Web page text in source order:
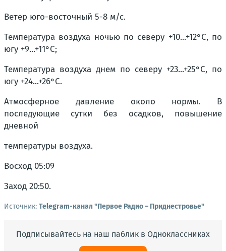
Ветер юго-восточный 5-8 м/с.
Температура воздуха ночью по северу +10...+12°С, по
югу +9...+11°С;
Температура воздуха днем по северу +23...+25°С, по
югу +24...+26°С.
Атмосферное давление около нормы. В
последующие сутки без осадков, повышение
дневной
температуры воздуха.
Восход 05:09
Заход 20:50.
Источник: Telegram-канал "Первое Радио – Приднестровье"
Подписывайтесь на наш паблик в Одноклассниках